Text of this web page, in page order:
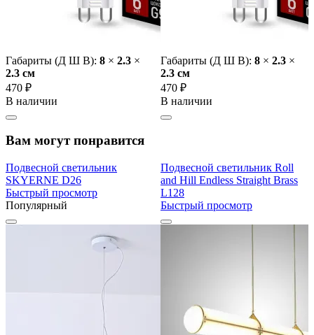
Габариты (Д Ш В): 8 × 2.3 ×
2.3 cм
470 ₽
В наличии
Габариты (Д Ш В): 8 × 2.3 ×
2.3 cм
470 ₽
В наличии
Вам могут понравится
Подвесной светильник
SKYERNE D26
Быстрый просмотр
Популярный
Подвесной светильник Roll
and Hill Endless Straight Brass
L128
Быстрый просмотр